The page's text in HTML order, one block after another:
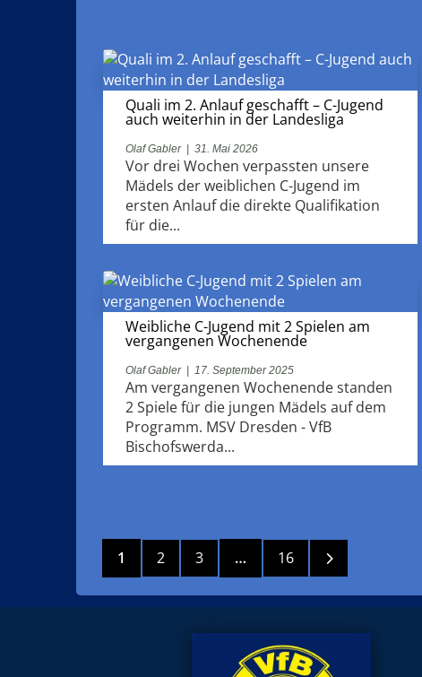
Quali im 2. Anlauf geschafft – C-Jugend
auch weiterhin in der Landesliga
Olaf Gabler | 31. Mai 2026
Vor drei Wochen verpassten unsere
Mädels der weiblichen C-Jugend im
ersten Anlauf die direkte Qualifikation
für die...
Weibliche C-Jugend mit 2 Spielen am
vergangenen Wochenende
Olaf Gabler | 17. September 2025
Am vergangenen Wochenende standen
2 Spiele für die jungen Mädels auf dem
Programm. MSV Dresden - VfB
Bischofswerda...
1 2 3 … 16 5